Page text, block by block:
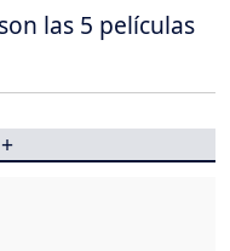
las 5 películas